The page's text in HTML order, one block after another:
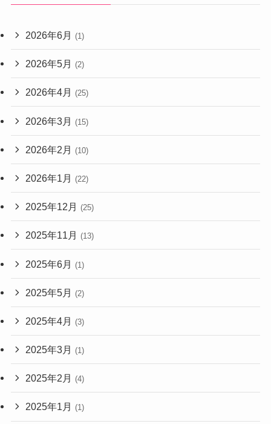
2026年6月 (1)
2026年5月 (2)
2026年4月 (25)
2026年3月 (15)
2026年2月 (10)
2026年1月 (22)
2025年12月 (25)
2025年11月 (13)
2025年6月 (1)
2025年5月 (2)
2025年4月 (3)
2025年3月 (1)
2025年2月 (4)
2025年1月 (1)